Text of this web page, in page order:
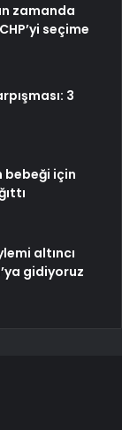
zamanda
seçime
3
bebeği için
altıncı
gidiyoruz